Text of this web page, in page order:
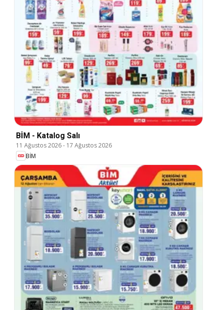
BİM - Katalog Salı
11 Ağustos 2026- 17 Ağustos 2026
BİM